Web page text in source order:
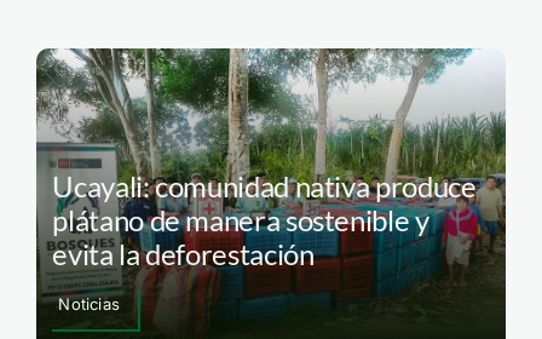
Ucayali: comunidad nativa produce
plátano de manera sostenible y
evita la deforestación
Noticias